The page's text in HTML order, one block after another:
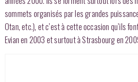
sommets organisés par les grandes
Otan, etc.), et c’est à cette occasion qu’ils
Evian en 2003 et surtout à Strasbourg en